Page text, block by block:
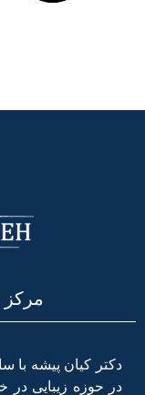
مرکز
در حوزه زیبایی